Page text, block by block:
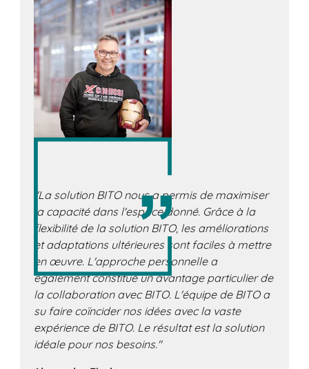
"La solution BITO nous a permis de maximiser
la capacité dans l'espace donné. Grâce à la
flexibilité de la solution BITO, les améliorations
et adaptations ultérieures sont faciles à mettre
en œuvre. L'approche personnelle a
également constitué un avantage particulier de
la collaboration avec BITO. L'équipe de BITO a
su faire coïncider nos idées avec la vaste
expérience de BITO. Le résultat est la solution
idéale pour nos besoins."